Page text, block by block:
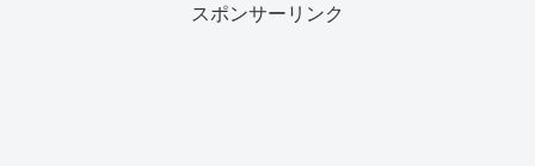
スポンサーリンク